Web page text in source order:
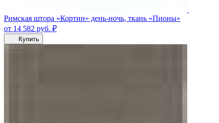
Римская штора «Кортин» день-ночь, ткань «Пионы»
от 14 582 руб. ₽
Купить